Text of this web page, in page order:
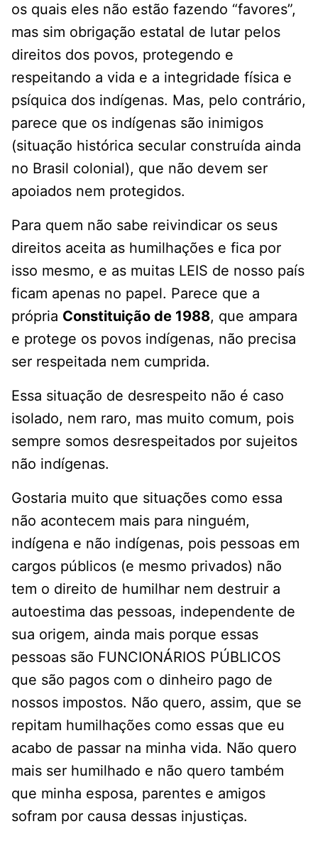
os quais eles não estão fazendo “favores”,
mas sim obrigação estatal de lutar pelos
direitos dos povos, protegendo e
respeitando a vida e a integridade física e
psíquica dos indígenas. Mas, pelo contrário,
parece que os indígenas são inimigos
(situação histórica secular construída ainda
no Brasil colonial), que não devem ser
apoiados nem protegidos.
Para quem não sabe reivindicar os seus
direitos aceita as humilhações e fica por
isso mesmo, e as muitas LEIS de nosso país
ficam apenas no papel. Parece que a
própria Constituição de 1988, que ampara
e protege os povos indígenas, não precisa
ser respeitada nem cumprida.
Essa situação de desrespeito não é caso
isolado, nem raro, mas muito comum, pois
sempre somos desrespeitados por sujeitos
não indígenas.
Gostaria muito que situações como essa
não acontecem mais para ninguém,
indígena e não indígenas, pois pessoas em
cargos públicos (e mesmo privados) não
tem o direito de humilhar nem destruir a
autoestima das pessoas, independente de
sua origem, ainda mais porque essas
pessoas são FUNCIONÁRIOS PÚBLICOS
que são pagos com o dinheiro pago de
nossos impostos. Não quero, assim, que se
repitam humilhações como essas que eu
acabo de passar na minha vida. Não quero
mais ser humilhado e não quero também
que minha esposa, parentes e amigos
sofram por causa dessas injustiças.